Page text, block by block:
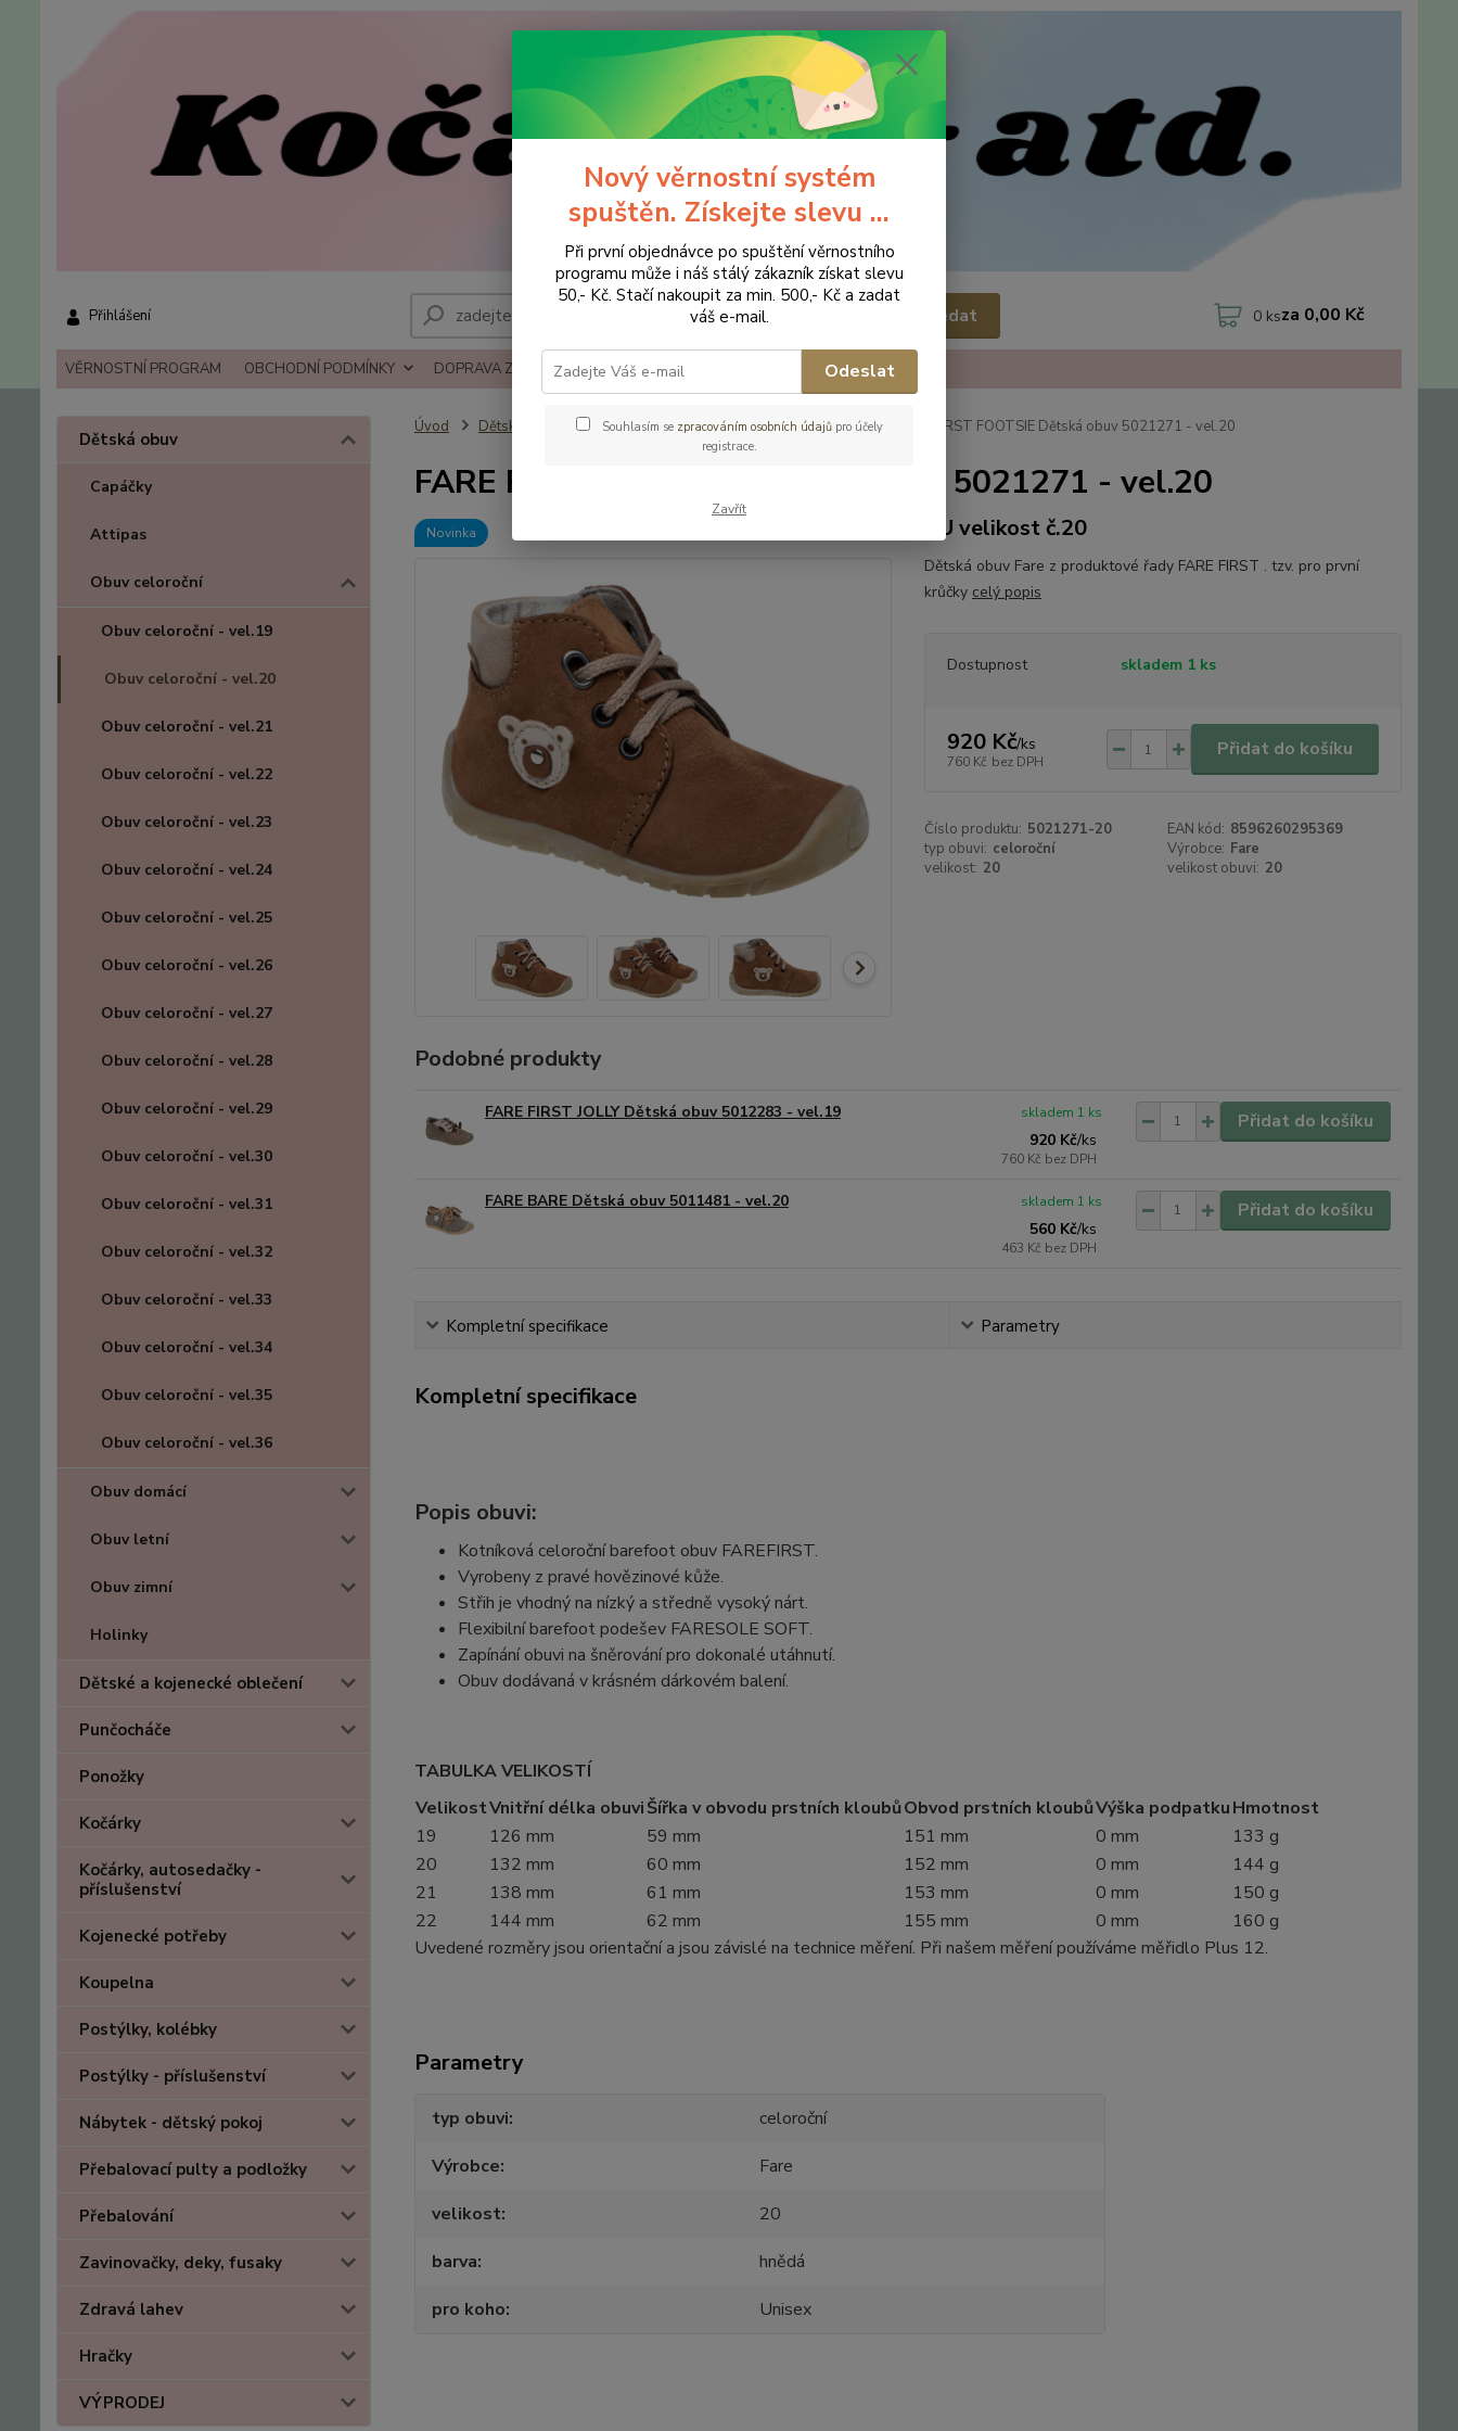
VĚRNOSTNÍ PROGRAM OBCHODNÍ PODMÍNKY DOPRAVA ZBOŽÍ REKLAMACE A VRÁCENÍ ZBOŹÍ KONTAKTY
Přihlášení Hledat 0 ksza 0,00 Kč
Dětská obuv
Capáčky
Attipas
Obuv celoroční
Obuv celoroční - vel.19
Obuv celoroční - vel.20
Obuv celoroční - vel.21
Obuv celoroční - vel.22
Obuv celoroční - vel.23
Obuv celoroční - vel.24
Obuv celoroční - vel.25
Obuv celoroční - vel.26
Obuv celoroční - vel.27
Obuv celoroční - vel.28
Obuv celoroční - vel.29
Obuv celoroční - vel.30
Obuv celoroční - vel.31
Obuv celoroční - vel.32
Obuv celoroční - vel.33
Obuv celoroční - vel.34
Obuv celoroční - vel.35
Obuv celoroční - vel.36
Obuv domácí
Obuv letní
Obuv zimní
Holinky
Dětské a kojenecké oblečení
Punčocháče
Ponožky
Kočárky
Kočárky, autosedačky -
příslušenství
Kojenecké potřeby
Koupelna
Postýlky, kolébky
Postýlky - příslušenství
Nábytek - dětský pokoj
Přebalovací pulty a podložky
Přebalování
Zavinovačky, deky, fusaky
Zdravá lahev
Hračky
VÝPRODEJ
Úvod Dětská obuv Obuv celoroční Obuv celoroční - vel.20 FARE FIRST FOOTSIE Dětská obuv 5021271 - vel.20
FARE FIRST FOOTSIE Dětská obuv 5021271 - vel.20
Novinka EU velikost č.20
Dětská obuv Fare z produktové řady FARE FIRST . tzv. pro první
krůčky celý popis
Dostupnost skladem 1 ks
920 Kč/ks
760 Kč bez DPH
Přidat do košíku
Číslo produktu: 5021271-20 EAN kód: 8596260295369
typ obuvi: celoroční Výrobce: Fare
velikost: 20 velikost obuvi: 20
Podobné produkty
FARE FIRST JOLLY Dětská obuv 5012283 - vel.19
920 Kč/ks
760 Kč bez DPH
skladem 1 ks Přidat do košíku
FARE BARE Dětská obuv 5011481 - vel.20
560 Kč/ks
463 Kč bez DPH
skladem 1 ks Přidat do košíku
Kompletní specifikace Parametry
Kompletní specifikace
Popis obuvi:
Kotníková celoroční barefoot obuv FAREFIRST.
Vyrobeny z pravé hovězinové kůže.
Střih je vhodný na nízký a středně vysoký nárt.
Flexibilní barefoot podešev FARESOLE SOFT.
Zapínání obuvi na šněrování pro dokonalé utáhnutí.
Obuv dodávaná v krásném dárkovém balení.
TABULKA VELIKOSTÍ
VelikostVnitřní délka obuviŠířka v obvodu prstních kloubůObvod prstních kloubůVýška podpatkuHmotnost
19
126 mm 59 mm 151 mm 0 mm
133 g
20
132 mm 60 mm 152 mm 0 mm
144 g
21
138 mm 61 mm 153 mm 0 mm
150 g
22
144 mm 62 mm 155 mm 0 mm
160 g
Uvedené rozměry jsou orientační a jsou závislé na technice měření. Při našem měření používáme měřidlo Plus 12.
Parametry
typ obuvi
celoroční
Výrobce
Fare
velikost
20
barva
hnědá
pro koho
Unisex
Nový věrnostní systém
spuštěn. Získejte slevu ...
Při první objednávce po spuštění věrnostního
programu může i náš stálý zákazník získat slevu
50,- Kč. Stačí nakoupit za min. 500,- Kč a zadat
váš e-mail.
Odeslat
Souhlasím se zpracováním osobních údajůpro účely
registrace.
Zavřít